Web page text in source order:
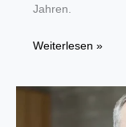
Jahren.
August
Schwache
Weiterlesen »